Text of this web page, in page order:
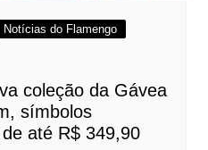
Notícias do Flamengo
coleção da Gávea
símbolos
até R$ 349,90